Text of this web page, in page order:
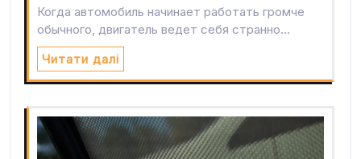
Когда автомобиль начинает работать громче
обычного, двигатель ведет себя странно…
Читати далі